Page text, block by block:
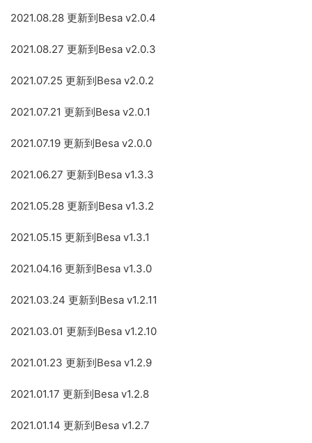
2021.08.28 更新到Besa v2.0.4
2021.08.27 更新到Besa v2.0.3
2021.07.25 更新到Besa v2.0.2
2021.07.21 更新到Besa v2.0.1
2021.07.19 更新到Besa v2.0.0
2021.06.27 更新到Besa v1.3.3
2021.05.28 更新到Besa v1.3.2
2021.05.15 更新到Besa v1.3.1
2021.04.16 更新到Besa v1.3.0
2021.03.24 更新到Besa v1.2.11
2021.03.01 更新到Besa v1.2.10
2021.01.23 更新到Besa v1.2.9
2021.01.17 更新到Besa v1.2.8
2021.01.14 更新到Besa v1.2.7